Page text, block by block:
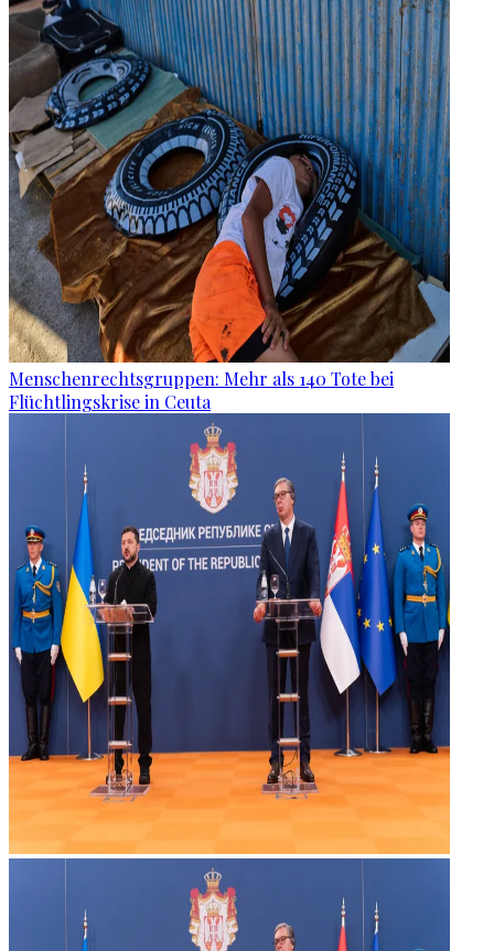
Menschenrechtsgruppen: Mehr als 140 Tote bei
Flüchtlingskrise in Ceuta